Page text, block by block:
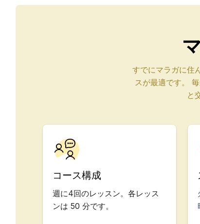
夜のグループコース
プライベートレッ
オンラインスペイ
50以上のプログラ
プライベートレッ
CSN
試験準備 DELE
すでにマラガに住
スが最適です。
と
コース構成
週に4回のレッスン。各レッス
ンは 50 分です。